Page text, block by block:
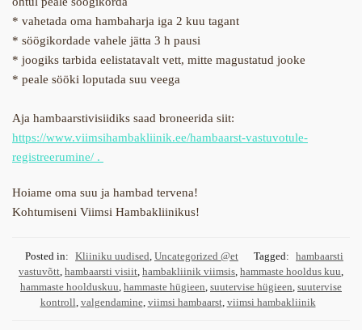
* vahetada oma hambaharja iga 2 kuu tagant
* söögikordade vahele jätta 3 h pausi
* joogiks tarbida eelistatavalt vett, mitte magustatud jooke
* peale sööki loputada suu veega
Aja hambaarstivisiidiks saad broneerida siit:
https://www.viimsihambakliinik.ee/hambaarst-vastuvotule-
registreerumine/ .
Hoiame oma suu ja hambad tervena!
Kohtumiseni Viimsi Hambakliinikus!
Posted in: Kliiniku uudised Uncategorized @et Tagged: hambaarsti
vastuvõtt hambaarsti visiit hambakliinik viimsis hammaste hooldus kuu
hammaste hoolduskuu hammaste hügieen suutervise hügieen suutervise
kontroll valgendamine, viimsi hambaarst, viimsi hambakliinik